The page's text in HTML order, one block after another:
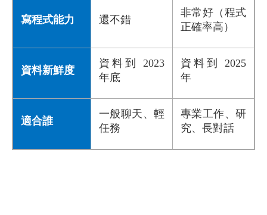
寫程式能力 還不錯
非常好（程式
正確率高）
資料新鮮度
資料到 2023
年底
資料到 2025
年
適合誰
一般聊天、輕
任務
專業工作、研
究、長對話